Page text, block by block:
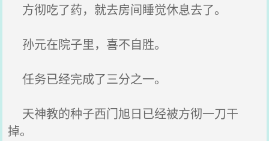
方彻吃了药，就去房间睡觉休息去了。
孙元在院子里，喜不自胜。
任务已经完成了三分之一。
天神教的种子西门旭日已经被方彻一刀干
掉。